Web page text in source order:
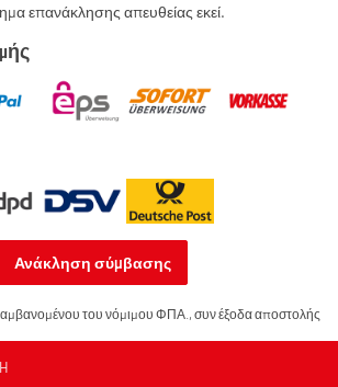
επανάκλησης απευθείας εκεί.
Ανάκληση σύμβασης
του νόμιμου ΦΠΑ., συνέξοδα αποστολής